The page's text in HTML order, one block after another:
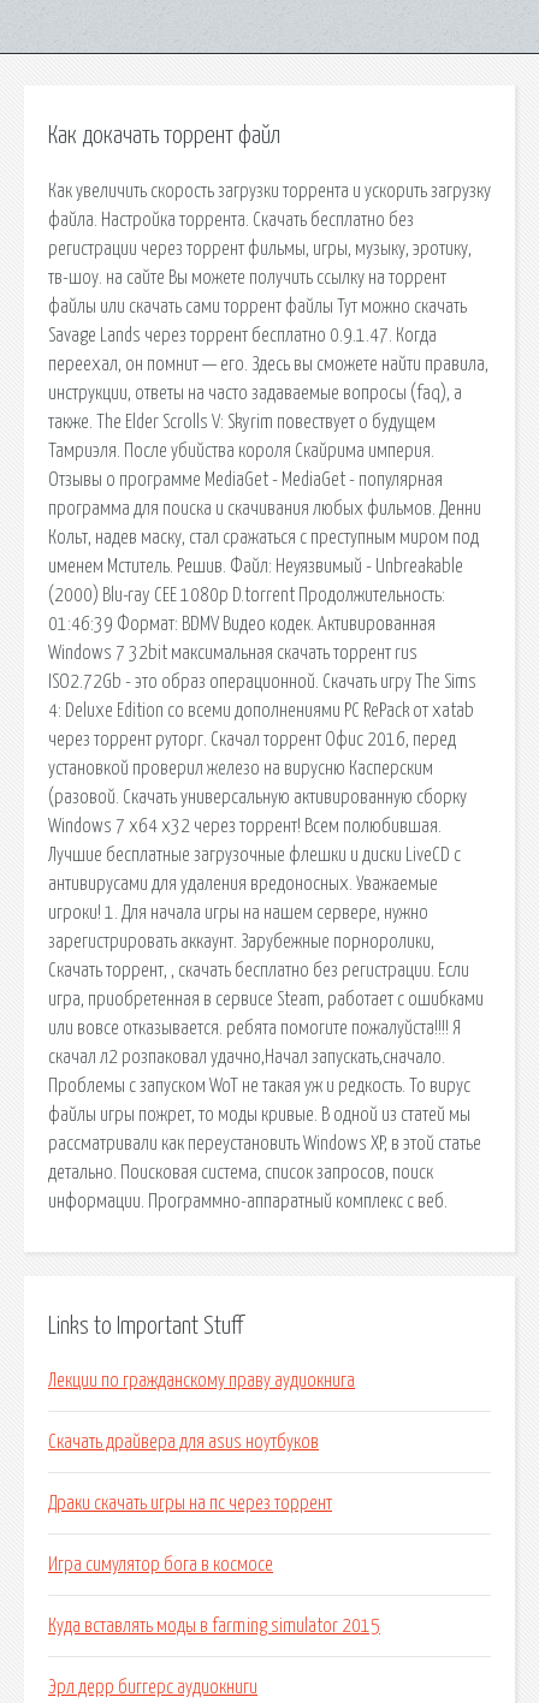
Как докачать торрент файл
Как увеличить скорость загрузки торрента и ускорить загрузку
файла. Настройка торрента. Скачать бесплатно без
регистрации через торрент фильмы, игры, музыку, эротику,
тв-шоу. на сайте Вы можете получить ссылку на торрент
файлы или скачать сами торрент файлы Тут можно скачать
Savage Lands через торрент бесплатно 0.9.1.47. Когда
переехал, он помнит — его. Здесь вы сможете найти правила,
инструкции, ответы на часто задаваемые вопросы (faq), а
также. The Elder Scrolls V: Skyrim повествует о будущем
Тамриэля. После убийства короля Скайрима империя.
Отзывы о программе MediaGet - MediaGet - популярная
программа для поиска и скачивания любых фильмов. Денни
Кольт, надев маску, стал сражаться с преступным миром под
именем Мститель. Решив. Файл: Неуязвимый - Unbreakable
(2000) Blu-ray CEE 1080p D.torrent Продолжительность:
01:46:39 Формат: BDMV Видео кодек. Активированная
Windows 7 32bit максимальная скачать торрент rus
ISO2.72Gb - это образ операционной. Скачать игру The Sims
4: Deluxe Edition со всеми дополнениями PC RePack от xatab
через торрент руторг. Скачал торрент Офис 2016, перед
установкой проверил железо на вирусню Касперским
(разовой. Скачать универсальную активированную сборку
Windows 7 x64 x32 через торрент! Всем полюбившая.
Лучшие бесплатные загрузочные флешки и диски LiveCD с
антивирусами для удаления вредоносных. Уважаемые
игроки! 1. Для начала игры на нашем сервере, нужно
зарегистрировать аккаунт. Зарубежные порноролики,
Скачать торрент, , скачать бесплатно без регистрации. Если
игра, приобретенная в сервисе Steam, работает с ошибками
или вовсе отказывается. ребята помогите пожалуйста!!!! Я
скачал л2 розпаковал удачно,Начал запускать,сначало.
Проблемы с запуском WoT не такая уж и редкость. То вирус
файлы игры пожрет, то моды кривые. В одной из статей мы
рассматривали как переустановить Windows XP, в этой статье
детально. Поисковая сиcтема, список запросов, поиск
информации. Программно-аппаратный комплекс с веб.
Links to Important Stuff
Лекции по гражданскому праву аудиокнига
Скачать драйвера для asus ноутбуков
Драки скачать игры на пс через торрент
Игра симулятор бога в космосе
Куда вставлять моды в farming simulator 2015
Эрл дерр биггерс аудиокниги